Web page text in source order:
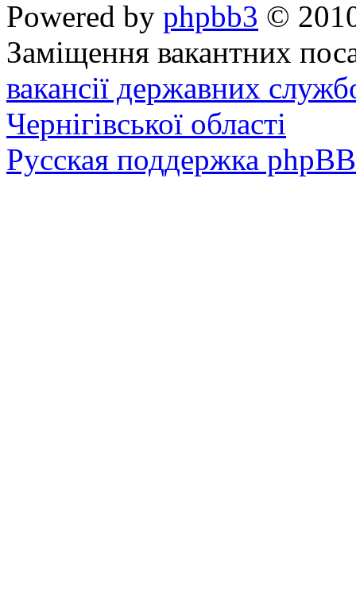
Powered by phpbb3 ©
Заміщення вакантних
вакансії державних
Чернігівської області
Русская поддержка phpBB